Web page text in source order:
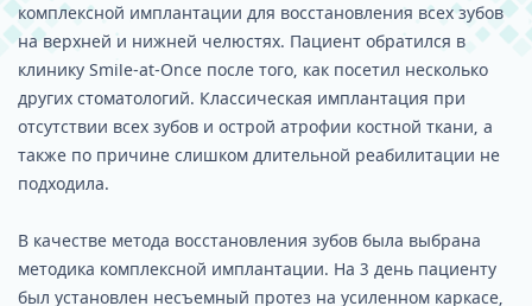
комплексной имплантации для восстановления всех зубов
на верхней и нижней челюстях. Пациент обратился в
клинику Smile-at-Once после того, как посетил несколько
других стоматологий. Классическая имплантация при
отсутствии всех зубов и острой атрофии костной ткани, а
также по причине слишком длительной реабилитации не
подходила.
В качестве метода восстановления зубов была выбрана
методика комплексной имплантации. На 3 день пациенту
был установлен несъемный протез на усиленном каркасе,